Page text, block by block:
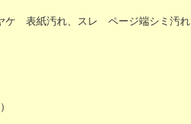
表紙汚れ、スレ ページ端シミ汚れ